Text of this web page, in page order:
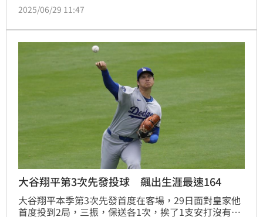
大谷翔平在旅美生涯投出的最快2球打者都是帕斯昆汀
2025/06/29 11:47
大谷翔平第3次先發投球 飆出生涯最速164
大谷翔平本季第3次先發首度在客場，29日面對皇家他
首度投到2局，三振，保送各1次，挨了1支安打沒有失